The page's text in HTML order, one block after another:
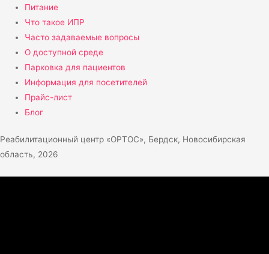
Питание
Что такое ИПР
Часто задаваемые вопросы
О доступной среде
Парковка для пациентов
Информация для посетителей
Прайс-лист
Блог
Реабилитационный центр «ОРТОС», Бердск, Новосибирская
область, 2026